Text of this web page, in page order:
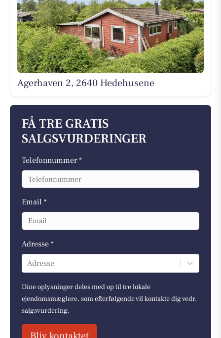
Agerhaven 2, 2640 Hedehusene
FÅ TRE GRATIS
SALGSVURDERINGER
Telefonnummer *
Email *
Adresse *
Adresse
Dine oplysninger deles med op til tre lokale
ejendomsmæglere, som efterfølgende vil kontakte dig vedr.
salgsvurdering.